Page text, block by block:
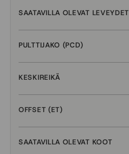
SAATAVILLA OLEVAT LEVEYDET
PULTTIJAKO (PCD)
KESKIREIKÄ
OFFSET (ET)
SAATAVILLA OLEVAT KOOT